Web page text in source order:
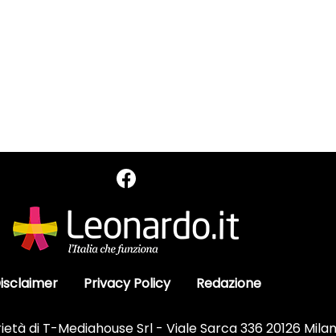
Privacy Policy Redazione
di T-Mediahouse Srl - Viale Sarca 336 20126